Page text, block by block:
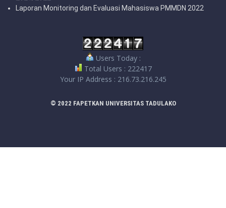
Laporan Monitoring dan Evaluasi Mahasiswa PMMDN 2022
Users Today :
Total Users : 222417
Your IP Address : 216.73.216.245
© 2022 FAPETKAN UNIVERSITAS TADULAKO